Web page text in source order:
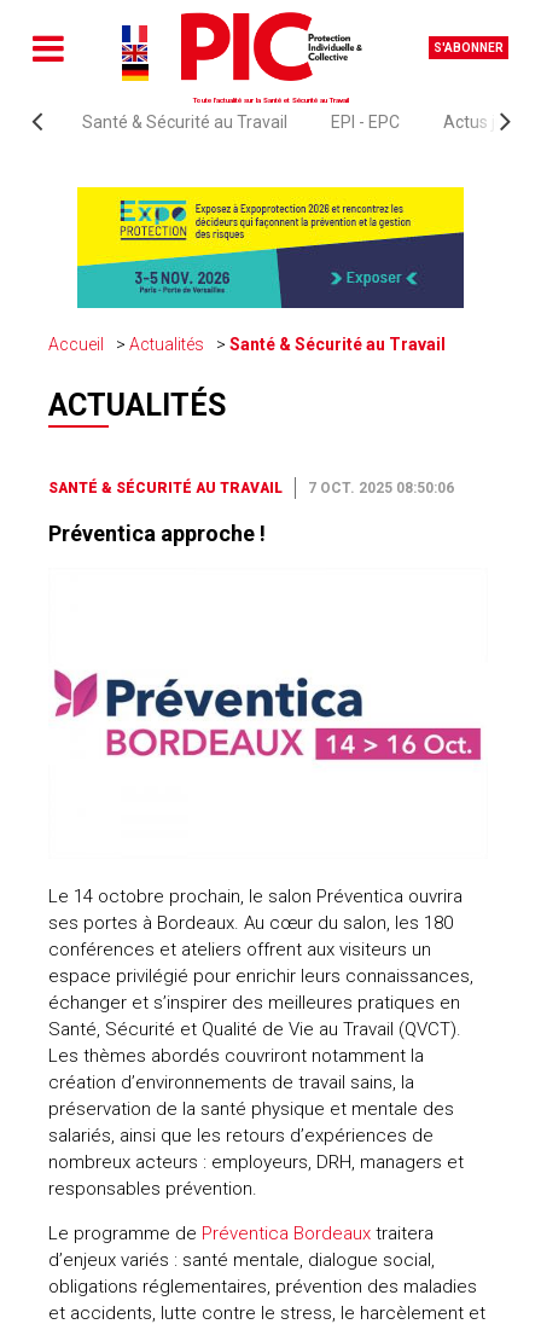
S'ABONNER
Toute l'actualité sur la Santé et Sécurité au Travail
Santé & Sécurité au Travail EPI - EPC Actus
Accueil Actualités Santé & Sécurité au Travail
ACTUALITÉS
SANTÉ & SÉCURITÉ AU TRAVAIL 7 OCT. 2025 08:50:06
Préventica approche !
Le 14 octobre prochain, le salon Préventica ouvrira
ses portes à Bordeaux. Au cœur du salon, les 180
conférences et ateliers offrent aux visiteurs un
espace privilégié pour enrichir leurs connaissances,
échanger et s’inspirer des meilleures pratiques en
Santé, Sécurité et Qualité de Vie au Travail (QVCT).
Les thèmes abordés couvriront notamment la
création d’environnements de travail sains, la
préservation de la santé physique et mentale des
salariés, ainsi que les retours d’expériences de
nombreux acteurs : employeurs, DRH, managers et
responsables prévention.
Le programme de Préventica Bordeaux traitera
d’enjeux variés : santé mentale, dialogue social,
obligations réglementaires, prévention des maladies
et accidents, lutte contre le stress, le harcèlement et